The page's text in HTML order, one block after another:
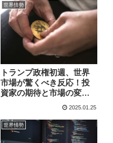
世界情勢
トランプ政権初週、世界
市場が驚くべき反応！投
資家の期待と市場の変化
2025.01.25
世界情勢